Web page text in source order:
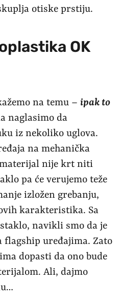
otiske prstiju.
OK
na temu – ipak to
naglasimo da
iz nekoliko uglova.
na mehanička
materijal nije krt niti
pa će verujemo teže
izložen grebanju,
karakteristika. Sa
navikli smo da je
flagship uređajima. Zato
dopasti da ono bude
Ali, dajmo